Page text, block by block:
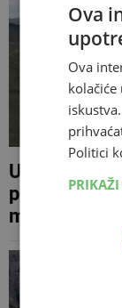
U Livnu i
potpisivanje
moratorij na
Ova
Ova
Politici
PRIKAŽI